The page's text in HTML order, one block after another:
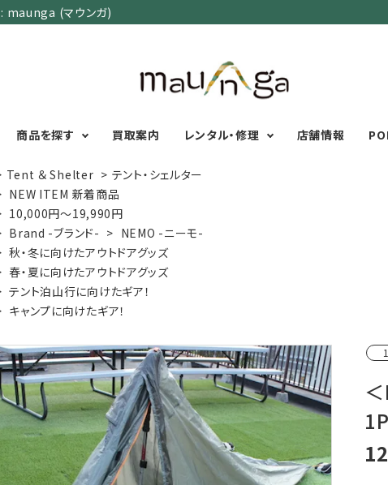
: maunga (マウンガ)
商品を探す
カテゴリーで選ぶ
Men's Wear
Women's Wear
Kid's Wear
Wear Accessory
Backpacks＆
OtherBags
Cooking Gear
Sleeping Gear
Tent ＆ Shelter
Camping Gear
Field Gear
サイズで選ぶ
UNISEX
XXSXSSMLXL
本気の登山用品
春・夏に向けたアウト
ッズ
冬期・雪山に向けたウ
テント泊山行に向け
ア！
買取案内 レンタル・修理 店舗情報
Tent ＆ Shelter > テント・シェルター
NEW ITEM 新着商品
10,000円～19,990円
Brand -ブランド- > NEMO -ニーモ-
秋・冬に向けたアウトドアグッズ
春・夏に向けたアウトドアグッズ
テント泊山行に向けたギア！
キャンプに向けたギア！